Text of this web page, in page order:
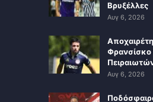
Βρυξέλλες
Αυγ 6, 2026
Φρανσίσκο
Αυγ 6, 2026